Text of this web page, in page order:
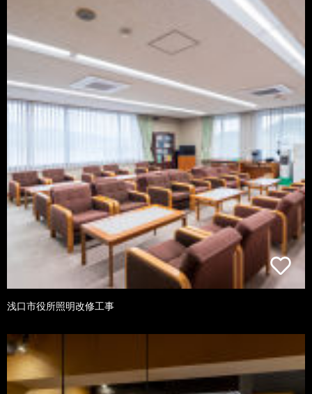
浅口市役所照明改修工事